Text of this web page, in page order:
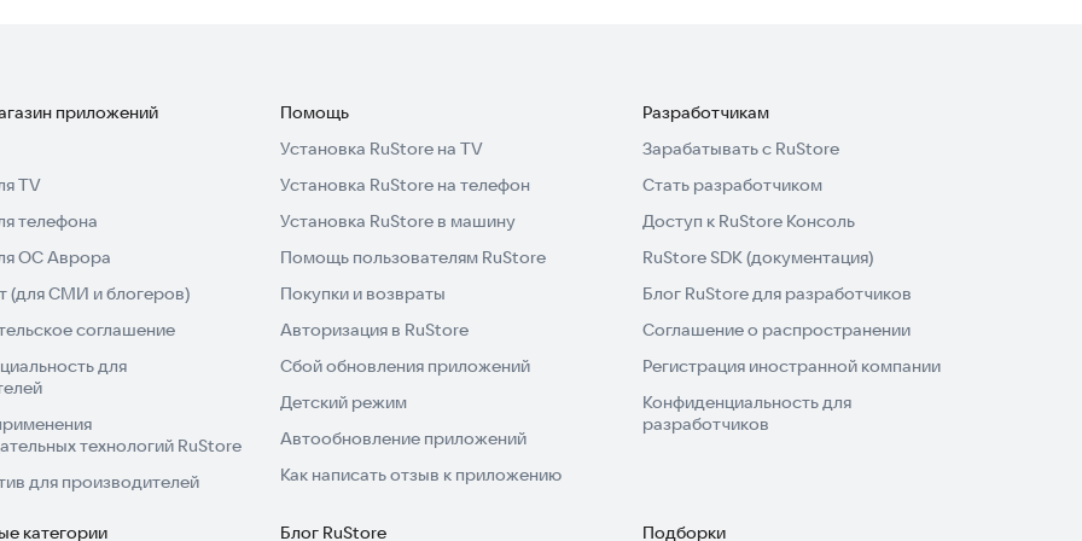
центра обслуживания клиентов.
бизнес, люкс и другие.
мира добиваются места назначения с комфортом и
множество компаний и лучший алгоритм
на путешествиях!
приложений
TV
телефона
ОС Аврора
(для СМИ и блогеров)
соглашение
для
технологий RuStore
для производителей
Помощь
Установка RuStore на TV
Установка RuStore на телефон
Установка RuStore в машину
Помощь пользователям RuStore
Покупки и возвраты
Авторизация в RuStore
Сбой обновления приложений
Детский режим
Автообновление приложений
Как написать отзыв к приложению
Разработчикам
Зарабатывать с RuStore
Стать разработчиком
Доступ к RuStore Консоль
RuStore SDK (документация)
Блог RuStore для разработчиков
Соглашение о распространении
Регистрация иностранной компании
Конфиденциальность для
разработчиков
категории Блог RuStore Подборки